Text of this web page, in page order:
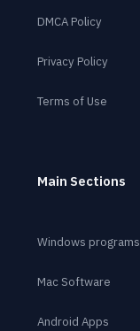
DMCA Policy
Privacy Policy
Terms of Use
Main Sections
Windows programs
Mac Software
Android Apps